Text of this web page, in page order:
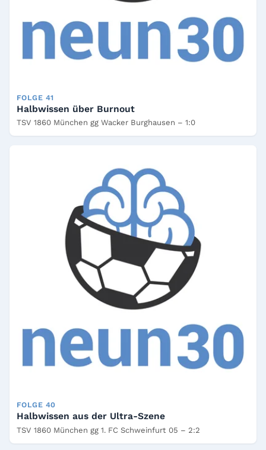
FOLGE 41
Halbwissen über Burnout
TSV 1860 München gg Wacker Burghausen – 1:0
FOLGE 40
Halbwissen aus der Ultra-Szene
TSV 1860 München gg 1. FC Schweinfurt 05 – 2:2